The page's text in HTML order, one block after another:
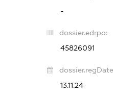
-
dossier.edrpo:
45826091
13.11.24